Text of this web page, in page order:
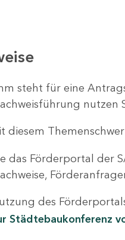
steht für eine
nutzen
diesem
das Förderportal der
des
Städtebaukonferenz